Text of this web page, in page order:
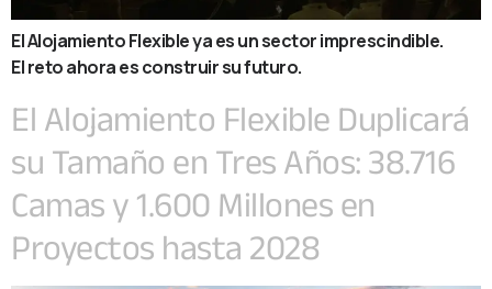
El Alojamiento Flexible ya es un sector imprescindible.
El reto ahora es construir su futuro.
El Alojamiento Flexible Duplicará
su Tamaño en Tres Años: 38.716
Camas y 1.600 Millones en
Proyectos hasta 2028